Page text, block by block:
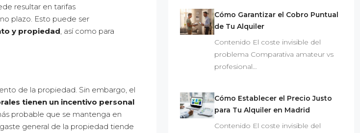
resultar en tarifas
plazo. Esto puede ser
y propiedad, así como para
de la propiedad. Sin embargo, el
tienen un incentivo personal
probable que se mantenga en
general de la propiedad tiende
Cómo Garantizar el Cobro Puntual
de Tu Alquiler
Contenido El coste invisible del
problema Comparativa amateur vs
profesional…
Cómo Establecer el Precio Justo
para Tu Alquiler en Madrid
Contenido El coste invisible del